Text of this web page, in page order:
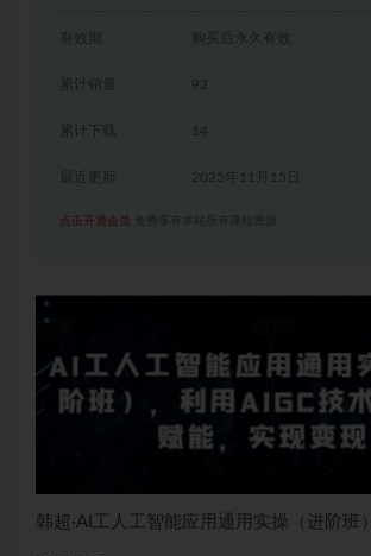
有效期 购买后永久有效
累计销量 92
累计下载 14
2025年11月15日
点击开通会员 免费享有本站所有课程资源
韩超·AI工人工智能应用通用实操（进阶班）